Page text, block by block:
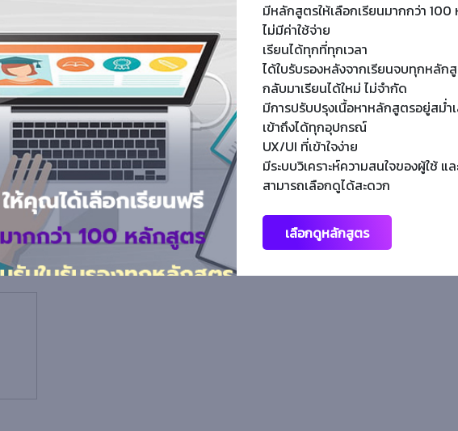
มีหลักสูตรให้เลือกเรียนมากกว่า
ไม่มีค่าใช้จ่าย
เรียนได้ทุกที่ทุกเวลา
ได้ใบรับรองหลังจากเรียนจบทุกหลัก
กลับมาเรียนได้ใหม่ ไม่จำกัด
มีการปรับปรุงเนื้อหาหลักสูตรอยู่สม่ำ
เข้าถึงได้ทุกอุปกรณ์
UX/UI ที่เข้าใจง่าย
มีระบบวิเคราะห์ความสนใจของผู้ใช้
สามารถเลือกดูได้สะดวก
เลือกดูหลักสูตร